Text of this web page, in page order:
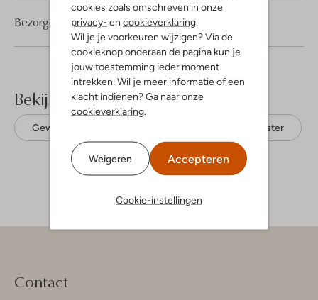
cookies zoals omschreven in onze
privacy- en cookieverklaring.
Wil je je voorkeuren wijzigen? Via de
cookieknop onderaan de pagina kun je
jouw toestemming ieder moment
intrekken. Wil je meer informatie of een
klacht indienen? Ga naar onze
cookieverklaring.
Weigeren Accepteren
Cookie-instellingen
Bezorgen & retourneren
Bekijk meer
Gewatteerde jassen Polyester
Contact